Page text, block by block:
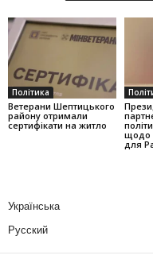
Політика
Ветерани Шептицького
району отримали
сертифікати на житло
щодо
для
Українська
Русский